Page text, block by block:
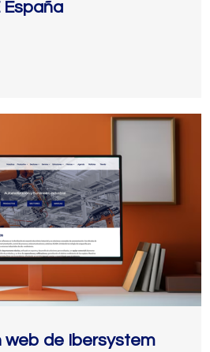
España
web de Ibersystem